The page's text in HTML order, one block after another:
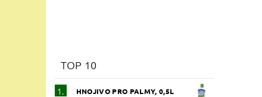
TOP 10
HNOJIVO PRO PALMY, 0,5L